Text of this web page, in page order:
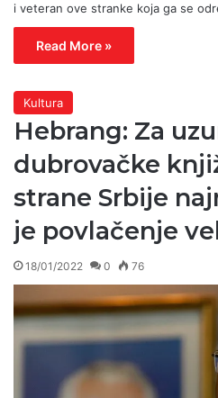
i veteran ove stranke koja ga se
Read More »
Kultura
Hebrang: Za
dubrovačke
strane Srbije
je povlačenje
18/01/2022 0 76